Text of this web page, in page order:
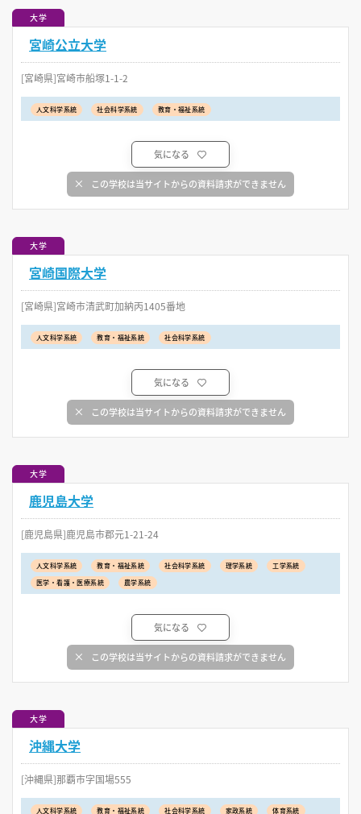
大学
宮崎公立大学
[宮崎県]宮崎市船塚1-1-2
人文科学系統 社会科学系統 教育・福祉系統
気になる
この学校は当サイトからの資料請求ができません
大学
宮崎国際大学
[宮崎県]宮崎市清武町加納丙1405番地
人文科学系統 教育・福祉系統 社会科学系統
気になる
この学校は当サイトからの資料請求ができません
大学
鹿児島大学
[鹿児島県]鹿児島市郡元1-21-24
人文科学系統 教育・福祉系統 社会科学系統 理学系統
工学系統
医学・看護・医療系統
農学系統
気になる
この学校は当サイトからの資料請求ができません
大学
沖縄大学
[沖縄県]那覇市字国場555
人文科学系統 教育・福祉系統 社会科学系統 家政系統 体育系統